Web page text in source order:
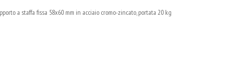
a staffa fissa 58x60 mm in acciaio cromo-zincato, portata 20 kg